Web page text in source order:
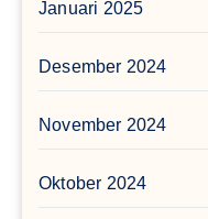
Januari 2025
Desember 2024
November 2024
Oktober 2024